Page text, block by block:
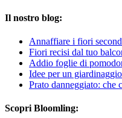
Il nostro blog:
Annaffiare i fiori
Fiori recisi dal tuo
Addio foglie di
Idee per un
Prato danneggiato: che
Scopri Bloomling: